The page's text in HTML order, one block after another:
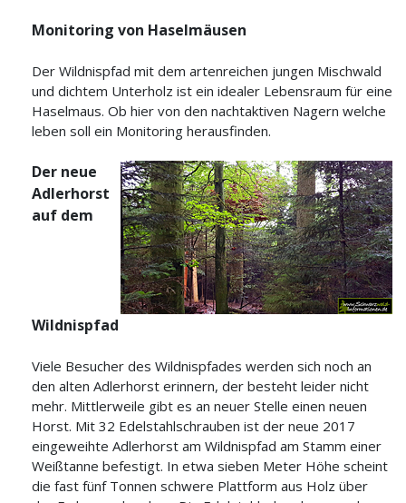
Monitoring von Haselmäusen
Der Wildnispfad mit dem artenreichen jungen Mischwald
und dichtem Unterholz ist ein idealer Lebensraum für eine
Haselmaus. Ob hier von den nachtaktiven Nagern welche
leben soll ein Monitoring herausfinden.
Der neue
Adlerhorst
auf dem
Wildnispfad
Viele Besucher des Wildnispfades werden sich noch an
den alten Adlerhorst erinnern, der besteht leider nicht
mehr. Mittlerweile gibt es an neuer Stelle einen neuen
Horst. Mit 32 Edelstahlschrauben ist der neue 2017
eingeweihte Adlerhorst am Wildnispfad am Stamm einer
Weißtanne befestigt. In etwa sieben Meter Höhe scheint
die fast fünf Tonnen schwere Plattform aus Holz über